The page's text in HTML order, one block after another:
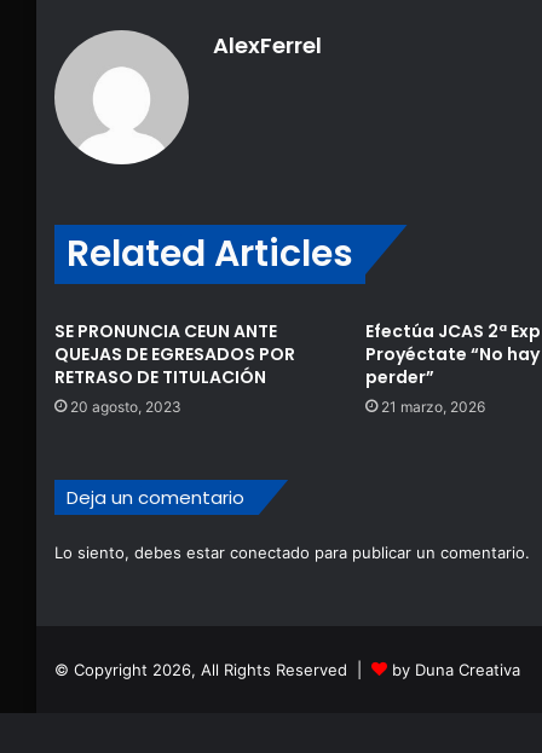
AlexFerrel
Related Articles
SE PRONUNCIA CEUN ANTE
QUEJAS DE EGRESADOS POR
RETRASO DE TITULACIÓN
20 agosto, 2023
Efectúa JCAS 2ª
Proyéctate “No
perder”
21 marzo, 2026
Deja un comentario
Lo siento, debes estar conectado para publicar un comentario.
© Copyright 2026, All Rights Reserved | by Duna Creativa